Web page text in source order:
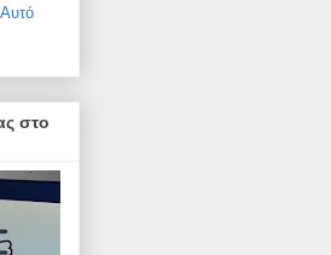
στο